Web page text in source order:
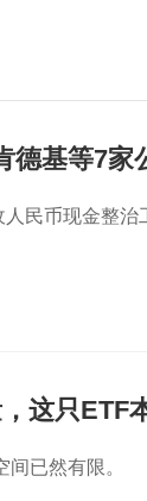
德基等7家
民币现金整治
这只ETF
间已然有限。